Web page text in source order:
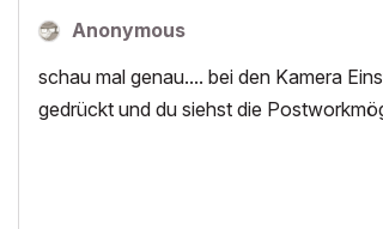
Anonymous
schau mal genau.... bei den Kamera
gedrückt und du siehst die